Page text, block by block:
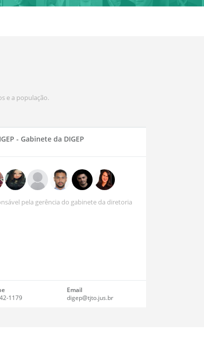
e a população.
- Gabinete da DIGEP
pela gerência do gabinete da diretoria
1179
Email
digep@tjto.jus.br